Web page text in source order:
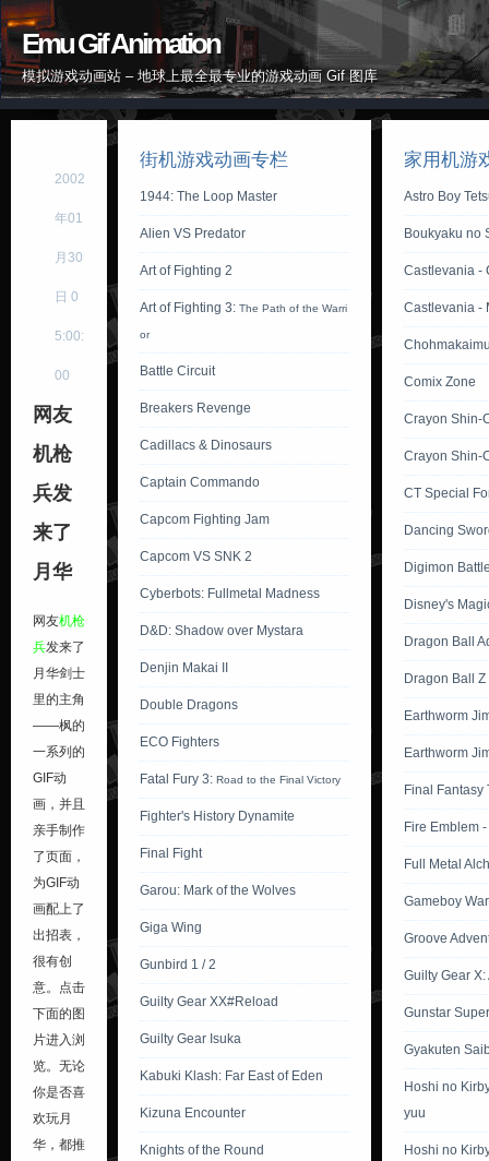
Emu Gif Animation
模拟游戏动画站 – 地球上最全最专业的游戏动画 Gif 图库
2002
年01
月30
日 0
5:00:
00
网友
机枪
兵发
来了
月华
网友机枪
兵发来了
月华剑士
里的主角
——枫的
一系列的
GIF动
画，并且
亲手制作
了页面，
为GIF动
画配上了
出招表，
很有创
意。点击
下面的图
片进入浏
览。无论
你是否喜
欢玩月
华，都推
街机游戏动画专栏
1944: The Loop Master
Alien VS Predator
Art of Fighting 2
Art of Fighting 3: The Path of the Warri
or
Battle Circuit
Breakers Revenge
Cadillacs & Dinosaurs
Captain Commando
Capcom Fighting Jam
Capcom VS SNK 2
Cyberbots: Fullmetal Madness
D&D: Shadow over Mystara
Denjin Makai II
Double Dragons
ECO Fighters
Fatal Fury 3: Road to the Final Victory
Fighter's History Dynamite
Final Fight
Garou: Mark of the Wolves
Giga Wing
Gunbird 1 / 2
Guilty Gear XX#Reload
Guilty Gear Isuka
Kabuki Klash: Far East of Eden
Kizuna Encounter
Knights of the Round
家用机游
Astro Boy
Boukyaku no
Castlevania -
Castlevania -
Comix Zone
Crayon Shin-
Crayon Shin-
CT Special
Dancing
Digimon
Disney's
Dragon Ball
Dragon Ball
Earthworm
Earthworm
Final Fantasy
Fire Emblem
Full Metal
Gameboy
Groove
Guilty Gear
Gunstar
Gyakuten
Hoshi no
yuu
Hoshi no